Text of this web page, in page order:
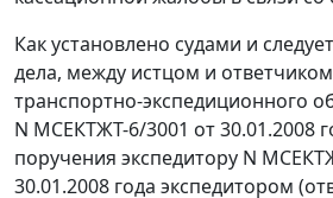
Как установлено судами и
дела, между истцом и
транспортно-экспедиционного
N МСЕКТЖТ-6/3001 от 30.01.2008
поручения экспедитору N
30.01.2008 года экспедитором